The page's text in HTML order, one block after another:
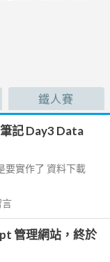
鐵人賽
記 Day3 Data
要實作了 資料下載
言
管理網站，終於